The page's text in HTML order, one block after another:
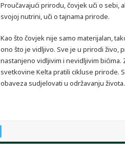
Proučavajući prirodu, čovjek uči o sebi,
svojoj nutrini, uči o tajnama prirode.
Kao što čovjek nije samo materijalan,
ono što je vidljivo. Sve je u prirodi živo,
nastanjeno vidljivim i nevidljivim bićima.
svetkovine Kelta pratili cikluse prirode.
obaveza sudjelovati u održavanju života.